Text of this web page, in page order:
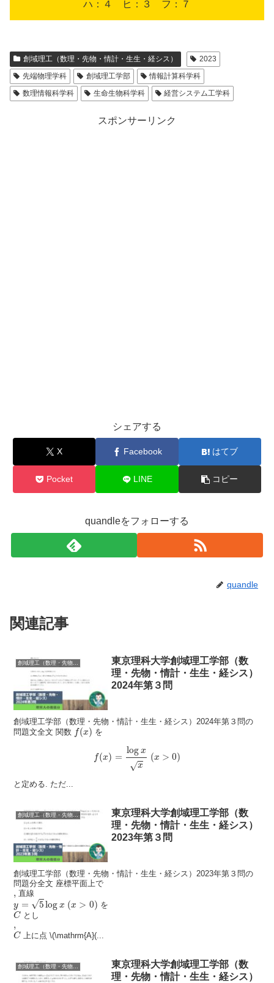
ハ：４ ヒ：３ フ：７
創域理工（数理・先物・情計・生生・経シス）
2023
先端物理学科
創域理工学部
情報計算科学科
数理情報科学科
生命生物科学科 経営システム工学科
スポンサーリンク
シェアする
X Facebook はてブ
Pocket LINE コピー
quandleをフォローする
quandle
関連記事
創域理工（数理・先物・情計・生生・経シス）
東京理科大学創域理工学部（数
理・先物・情計・生生・経シス）
2024年第３問
創域理工学部（数理・先物・情計・生生・経シス）2024年第３問の
問題文全文 関数 f(x)
f(x) を
f(x) =
log x
√x
(x > 0)
log
と定める. ただ...
創域理工（数理・先物・情計・生生・経シス）
東京理科大学創域理工学部（数
理・先物・情計・生生・経シス）
2023年第３問
創域理工学部（数理・先物・情計・生生・経シス）2023年第３問の
問題分全文 座標平面上で
,, 直線
y = √5log x (x > 0)
y=5logx )
を
C
Cとし
,,
C
C上に点 \(\mathrm{A}(...
創域理工（数理・先物・情計・生生・経シス）
東京理科大学創域理工学部（数
理・先物・情計・生生・経シス）